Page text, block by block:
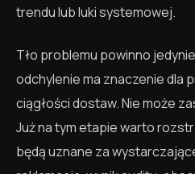
trendu lub luki systemowej.
Tło problemu powinno
odchylenie ma znaczenie dla
ciągłości dostaw. Nie może
Już na tym etapie warto
będą uznane za